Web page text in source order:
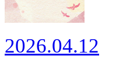
2026.04.12